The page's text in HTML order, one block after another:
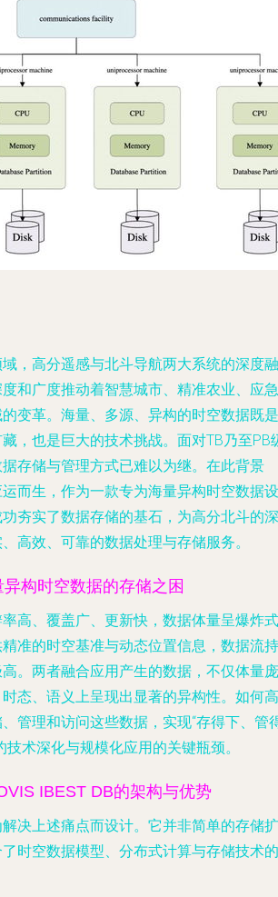
，高分遥感与北斗导航两大系统的深度融
和广度推动着智慧城市、精准农业、应急
变革。海量、多源、异构的时空数据既是
，也是巨大的技术挑战。面对TB乃至PB
存储与管理方式已难以为继。在此背景
而生，作为一款专为海量异构时空数据设
夯实了数据存储的基石，为高分北斗的深
高效、可靠的数据处理与存储服务。
构时空数据的存储之困
高、覆盖广、更新快，数据体量呈爆炸式
准的时空基准与动态位置信息，数据流持
。两者融合应用产生的数据，不仅体量庞
态、语义上呈现出显著的异构性。如何高
管理和访问这些数据，实现“存得下、管
术深化与规模化应用的关键瓶颈。
IBEST DB的架构与优势
决上述痛点而设计。它并非简单的存储扩
时空数据模型、分布式计算与存储技术的